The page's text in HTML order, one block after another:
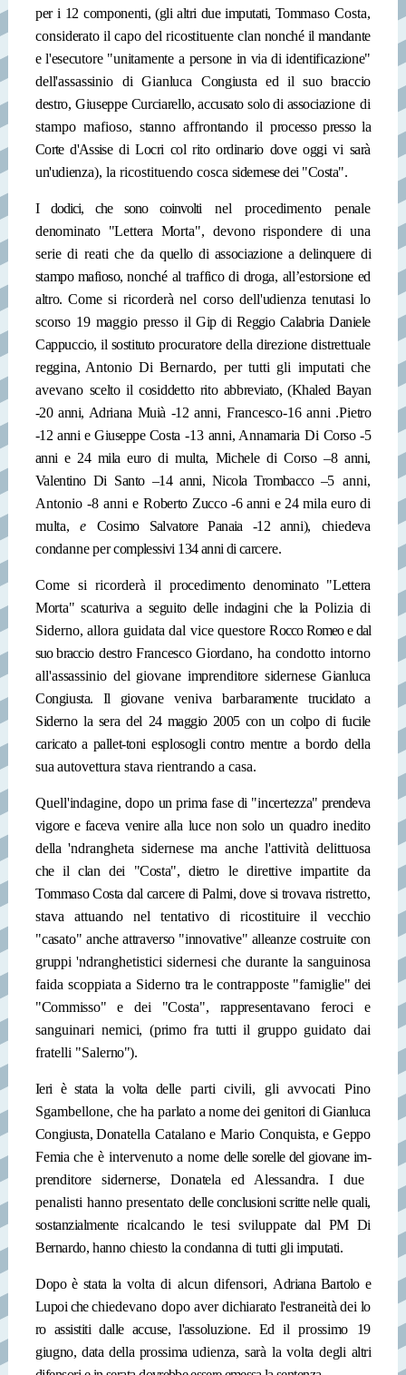
per i 12 componenti,(gli altri due imputati, Tommaso Costa,
considerato il capo del ricostituente clan nonché il mandante
e l'ese­cutore "unitamente a persone in via di identificazione"
dell'assassinio di Gianluca Congiusta ed il suo braccio
destro, Giuseppe Curciarello, accusato solo di associa­zione di
stampo mafioso, stanno affrontando il pro­cesso presso la
Corte d'Assi­se di Locri col rito ordinario dove oggi vi sarà
un'udien­za), la ricostituendo cosca sidernese dei "Costa".
Idodici, che sono coinvol­ti nel procedimento penale
denominato "Lettera Mor­ta", devono rispondere di una
serie di reati che daquello di associazione a delinquere di
stampo mafioso,nonché al traffico di droga, all’estorsione ed
altro. Co­me si ricorderà nel corsodell'udienza tenutasi lo
scorso 19 maggio presso ilGip di Reggio Calabria Da­niele
Cappuccio, il sostitutoprocuratore della direzione distrettuale
reggina, Anto­nio Di Bernardo, per tutti gli imputati che
avevano scelto il cosiddetto rito ab­breviato, (Khaled Bayan
-20 anni, Adriana Muià -12 an­ni, Francesco-16 anni .Pie­tro
-12 anni e Giuseppe Costa -13 anni, Annamaria Di Corso -5
anni e 24 mila euro di multa, Michele di Corso –8 anni,
Valentino Di Santo –14 anni, Nicola Trombacco –5 anni,
Antonio -8 anni eRoberto Zucco -6 anni e 24mila euro di
multa,e Cosimo Salvatore Panaia -12 an­ni), chiedeva
condanne percomplessivi 134 anni di car­cere.
Come si ricorderà il procedimento denominato "Lettera
Morta" scaturiva a seguito delle indagini che la Polizia di
Siderno, allora guidata dal vice questoreRocco Romeo e dal
suo brac­cio destro Francesco Gior­dano, ha condotto intorno
all'assassinio del giovane imprenditore siderneseGianluca
Congiusta. Il gio­vane veniva barbaramentetrucidato a
Siderno la sera del 24 maggio 2005 con un col­po di fucile
caricato a pallet-toni esplosogli contro men­tre a bordo della
sua auto­vettura stava rientrando a casa.
Quell'indagine, dopo un prima fase di "incertez­za" prendeva
vigore e face­va venire alla luce non solo un quadro inedito
della'ndrangheta sidernese ma anche l'attività delittuosa
che il clan dei "Costa", die­tro le direttive impartite da
Tommaso Costa dal carcere di Palmi, dove si trovava ri­stretto,
stava attuando nel tentativo di ricostituire ilvecchio
"casato" anche at­traverso "innovative" al­leanze costruite con
gruppi 'ndranghetistici sidernesi che durante la sanguinosa
faida scoppiata a Siderno tra le contrapposte "fami­glie" dei
"Commisso" e dei "Costa", rappresentavano feroci e
sanguinari nemici, (primo fra tutti il gruppo guidato dai
fratelli "Salerno").
Ieri è stata la volta del­le parti civili, gli avvocati Pino
Sgambellone, che haparlato a nome dei genitoridi Gianluca
Congiusta, Do­natella Catalano e Mario Conquista, e Geppo
Femiache è intervenuto a nome delle sorelle del giovane im-
prenditore sidernerse, Donatela ed Alessandra. I due
penalisti hanno presentato delle conclusioni scritte nel­le quali,
sostanzialmente ri­calcando le tesi sviluppate dal PM Di
Bernardo, hanno chiesto la condanna di tutti gli imputati.
Dopo è stata lavolta di alcun difensori,Adriana Bartolo e
Lupoi chechiedevano dopo aver di­chiarato l'estraneità dei lo­
ro assistiti dalle accuse, l'as­soluzione. Ed il prossimo 19
giugno, data della prossimaudienza, sarà la volta degli altri